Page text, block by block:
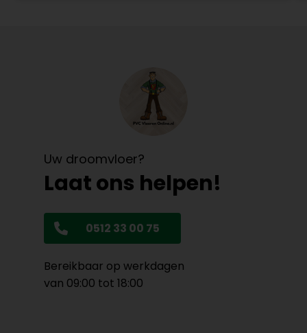
Uw droomvloer?
Laat ons helpen!
0512 33 00 75
Bereikbaar op werkdagen
van 09:00 tot 18:00